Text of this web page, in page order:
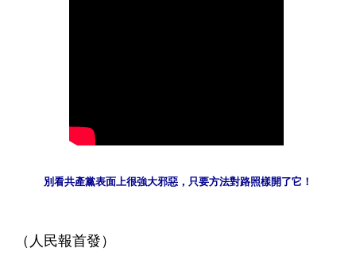
別看共產黨表面上很強大邪惡，只要方法對路照樣開了它！